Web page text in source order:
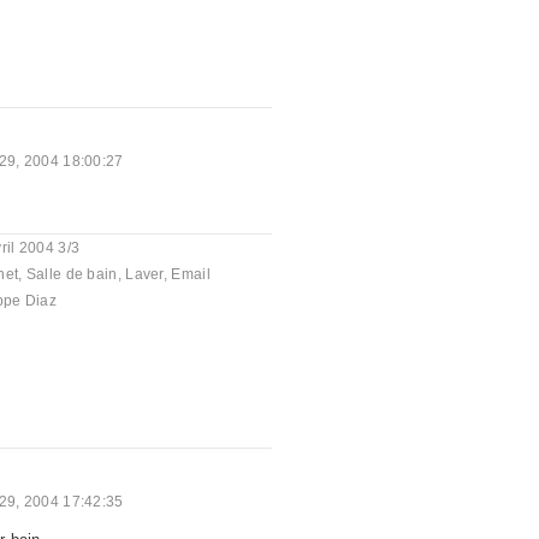
2004 18:00:27
2004 3/3
, Salle de bain , Laver, Email
Diaz
2004 17:42:35